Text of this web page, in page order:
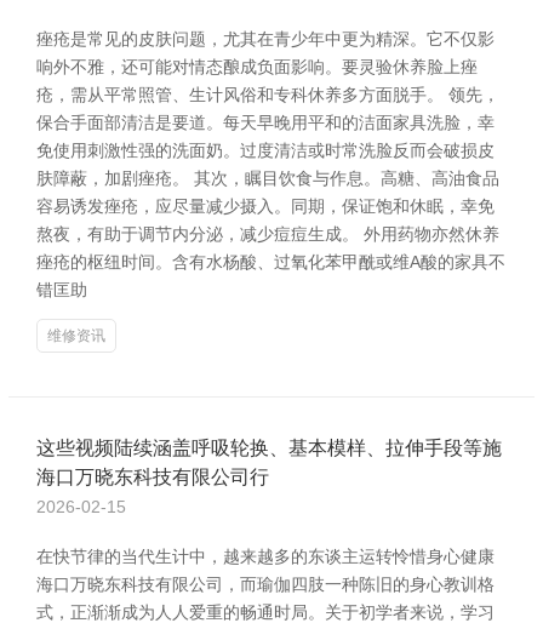
痤疮是常见的皮肤问题，尤其在青少年中更为精深。它不仅影
响外不雅，还可能对情态酿成负面影响。要灵验休养脸上痤
疮，需从平常照管、生计风俗和专科休养多方面脱手。 领先，
保合手面部清洁是要道。每天早晚用平和的洁面家具洗脸，幸
免使用刺激性强的洗面奶。过度清洁或时常洗脸反而会破损皮
肤障蔽，加剧痤疮。 其次，瞩目饮食与作息。高糖、高油食品
容易诱发痤疮，应尽量减少摄入。同期，保证饱和休眠，幸免
熬夜，有助于调节内分泌，减少痘痘生成。 外用药物亦然休养
痤疮的枢纽时间。含有水杨酸、过氧化苯甲酰或维A酸的家具不
错匡助
维修资讯
这些视频陆续涵盖呼吸轮换、基本模样、拉伸手段等施
海口万晓东科技有限公司行
2026-02-15
在快节律的当代生计中，越来越多的东谈主运转怜惜身心健康
海口万晓东科技有限公司，而瑜伽四肢一种陈旧的身心教训格
式，正渐渐成为人人爱重的畅通时局。关于初学者来说，学习